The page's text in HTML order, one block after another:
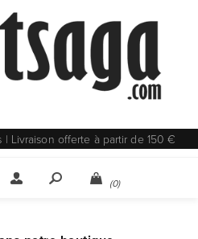
Livraison offerte à partir de 150 €
(0)